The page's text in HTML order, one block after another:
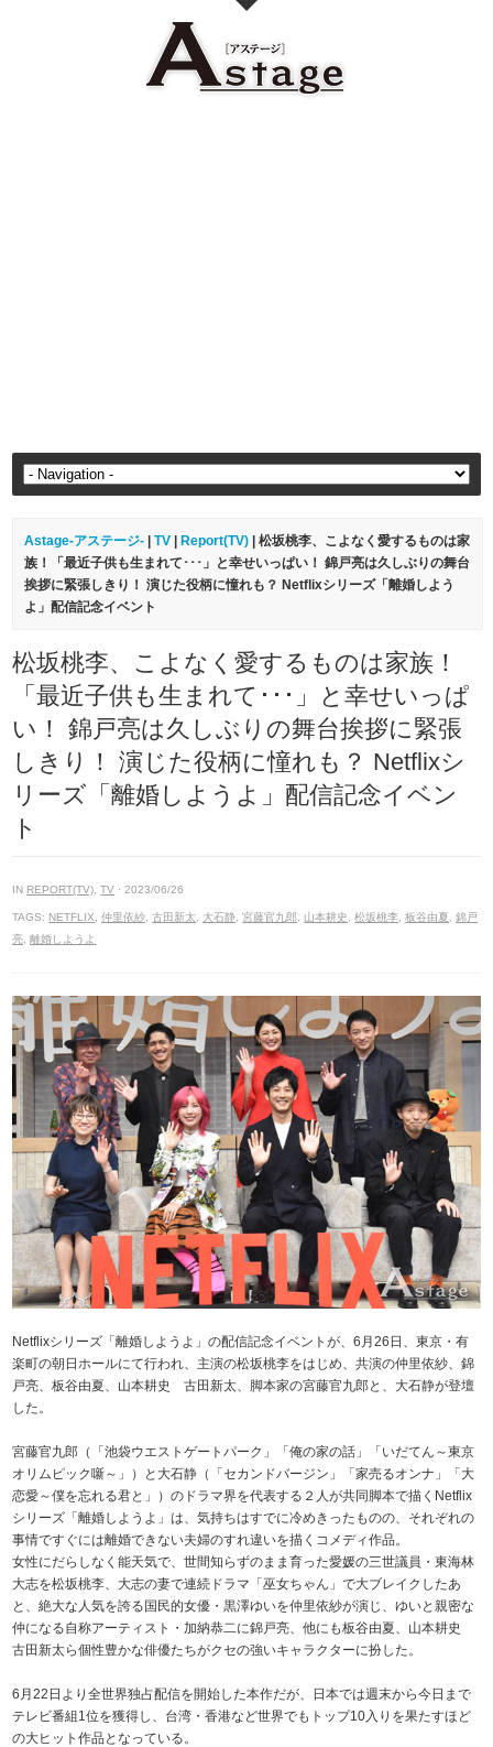
Astage-アステージ- |TV Report(TV) | 松坂桃李、こよなく愛するものは家
族！「最近子供も生まれて･･･」と幸せいっぱい！ 錦戸亮は久しぶりの舞台
挨拶に緊張しきり！ 演じた役柄に憧れも？ Netflixシリーズ「離婚しよう
よ」配信記念イベント
松坂桃李、こよなく愛するものは家族！
「最近子供も生まれて･･･」と幸せいっぱ
い！ 錦戸亮は久しぶりの舞台挨拶に緊張
しきり！ 演じた役柄に憧れも？ Netflixシ
リーズ「離婚しようよ」配信記念イベン
ト
IN REPORT(TV) ,TV · 2023/06/26
TAGS: NETFLIX ,仲里依紗 ,古田新太 大石静 ,宮藤官九郎 山本耕史 ,松坂桃李 ,板谷由夏 ,錦戸
亮 ,離婚しようよ
Netflixシリーズ「離婚しようよ」の配信記念イベントが、6月26日、東京・有
楽町の朝日ホールにて行われ、主演の松坂桃李をはじめ、共演の仲里依紗、錦
戸亮、板谷由夏、山本耕史 古田新太、脚本家の宮藤官九郎と、大石静が登壇
した。
宮藤官九郎（「池袋ウエストゲートパーク」「俺の家の話」「いだてん～東京
オリムピック噺～」）と大石静（「セカンドバージン」「家売るオンナ」「大
恋愛～僕を忘れる君と」）のドラマ界を代表する２人が共同脚本で描くNetflix
シリーズ「離婚しようよ」は、気持ちはすでに冷めきったものの、それぞれの
事情ですぐには離婚できない夫婦のすれ違いを描くコメディ作品。
女性にだらしなく能天気で、世間知らずのまま育った愛媛の三世議員・東海林
大志を松坂桃李、大志の妻で連続ドラマ「巫女ちゃん」で大ブレイクしたあ
と、絶大な人気を誇る国民的女優・黒澤ゆいを仲里依紗が演じ、ゆいと親密な
仲になる自称アーティスト・加納恭二に錦戸亮、他にも板谷由夏、山本耕史
古田新太ら個性豊かな俳優たちがクセの強いキャラクターに扮した。
6月22日より全世界独占配信を開始した本作だが、日本では週末から今日まで
テレビ番組1位を獲得し、台湾・香港など世界でもトップ10入りを果たすほど
の大ヒット作品となっている。